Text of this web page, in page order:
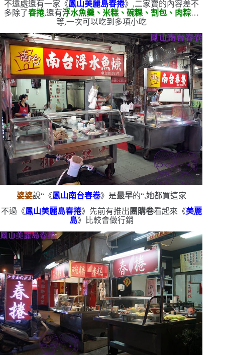
不遠處還有一家《鳳山美麗島春捲》,二家賣的內容差不
多除了春捲,還有浮水魚羹、米糕、碗粿、割包、肉粽…
等,一次可以吃到多項小吃
婆婆說“《鳳山南台春卷》是最早的“,她都買這家
不過《鳳山美麗島春捲》先前有推出 團購卷看起來《美麗
島》比較會做行銷